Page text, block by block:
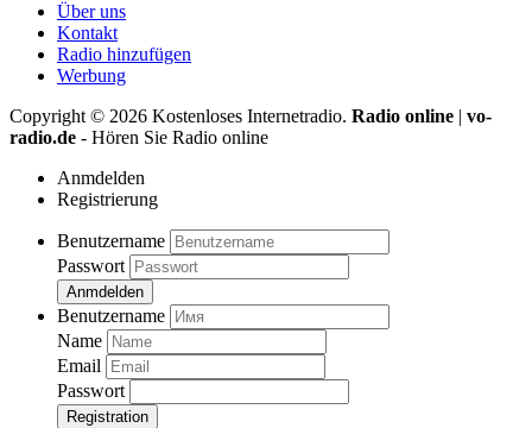
Über uns
Kontakt
Radio hinzufügen
Werbung
Copyright © 2026 Kostenloses Internetradio. Radio online | vo-
radio.de - Hören Sie Radio online
Anmdelden
Registrierung
Benutzername
Passwort
Anmdelden
Benutzername
Name
Email
Passwort
Registration